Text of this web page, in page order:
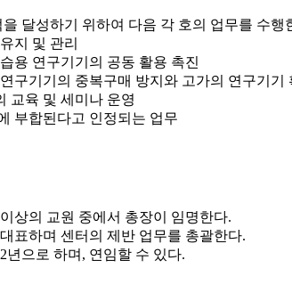
달성하기 위하여 다음 각 호의 업무를 수행
지 및 관리
용 연구기기의 공동 활용 촉진
구기기의 중복구매 방지와 고가의 연구기기
교육 및 세미나 운영
부합된다고 인정되는 업무
상의 교원 중에서 총장이 임명한다.
표하며 센터의 제반 업무를 총괄한다.
으로 하며, 연임할 수 있다.